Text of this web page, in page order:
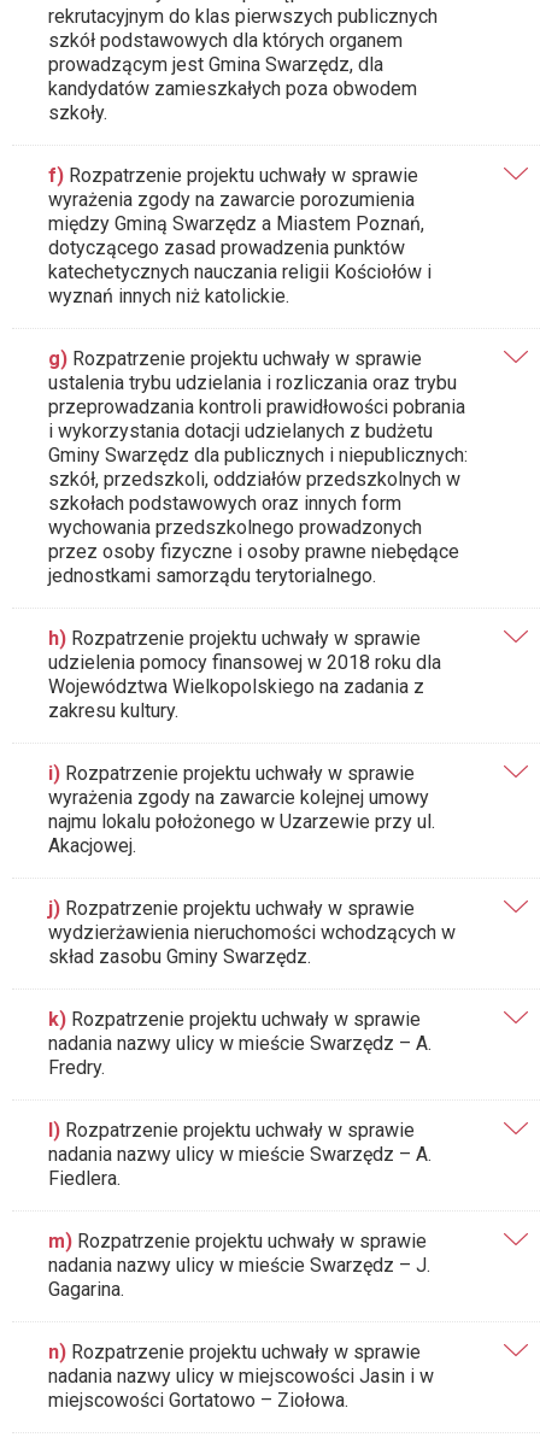
rekrutacyjnym do klas pierwszych publicznych
szkół podstawowych dla których organem
prowadzącym jest Gmina Swarzędz, dla
kandydatów zamieszkałych poza obwodem
szkoły.
f) Rozpatrzenie projektu uchwały w sprawie
wyrażenia zgody na zawarcie porozumienia
między Gminą Swarzędz a Miastem Poznań,
dotyczącego zasad prowadzenia punktów
katechetycznych nauczania religii Kościołów i
wyznań innych niż katolickie.
g) Rozpatrzenie projektu uchwały w sprawie
ustalenia trybu udzielania i rozliczania oraz trybu
przeprowadzania kontroli prawidłowości pobrania
i wykorzystania dotacji udzielanych z budżetu
Gminy Swarzędz dla publicznych i niepublicznych:
szkół, przedszkoli, oddziałów przedszkolnych w
szkołach podstawowych oraz innych form
wychowania przedszkolnego prowadzonych
przez osoby fizyczne i osoby prawne niebędące
jednostkami samorządu terytorialnego.
h) Rozpatrzenie projektu uchwały w sprawie
udzielenia pomocy finansowej w 2018 roku dla
Województwa Wielkopolskiego na zadania z
zakresu kultury.
i) Rozpatrzenie projektu uchwały w sprawie
wyrażenia zgody na zawarcie kolejnej umowy
najmu lokalu położonego w Uzarzewie przy ul.
Akacjowej.
j) Rozpatrzenie projektu uchwały w sprawie
wydzierżawienia nieruchomości wchodzących w
skład zasobu Gminy Swarzędz.
k) Rozpatrzenie projektu uchwały w sprawie
nadania nazwy ulicy w mieście Swarzędz – A.
Fredry.
l) Rozpatrzenie projektu uchwały w sprawie
nadania nazwy ulicy w mieście Swarzędz – A.
Fiedlera.
m) Rozpatrzenie projektu uchwały w sprawie
nadania nazwy ulicy w mieście Swarzędz – J.
Gagarina.
n) Rozpatrzenie projektu uchwały w sprawie
nadania nazwy ulicy w miejscowości Jasin i w
miejscowości Gortatowo – Ziołowa.